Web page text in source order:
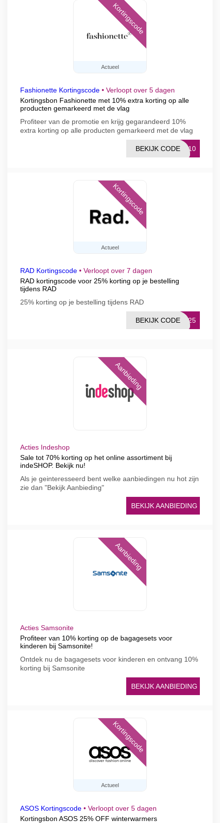
Actueel
Kortingscode
Fashionette Kortingscode • Verloopt over 5 dagen
Kortingsbon Fashionette met 10% extra korting op alle
producten gemarkeerd met de vlag
Profiteer van de promotie en krijg gegarandeerd 10%
extra korting op alle producten gemarkeerd met de vlag
AL10
BEKIJK CODE
Actueel
Kortingscode
RAD Kortingscode • Verloopt over 7 dagen
RAD kortingscode voor 25% korting op je bestelling
tijdens RAD
25% korting op je bestelling tijdens RAD
CK25
BEKIJK CODE
Aanbieding
Acties Indeshop
Sale tot 70% korting op het online assortiment bij
indeSHOP. Bekijk nu!
Als je geinteresseerd bent welke aanbiedingen nu hot zijn
zie dan "Bekijk Aanbieding"
BEKIJK AANBIEDING
Aanbieding
Acties Samsonite
Profiteer van 10% korting op de bagagesets voor
kinderen bij Samsonite!
Ontdek nu de bagagesets voor kinderen en ontvang 10%
korting bij Samsonite
BEKIJK AANBIEDING
Actueel
Kortingscode
ASOS Kortingscode • Verloopt over 5 dagen
Kortingsbon ASOS 25% OFF winterwarmers